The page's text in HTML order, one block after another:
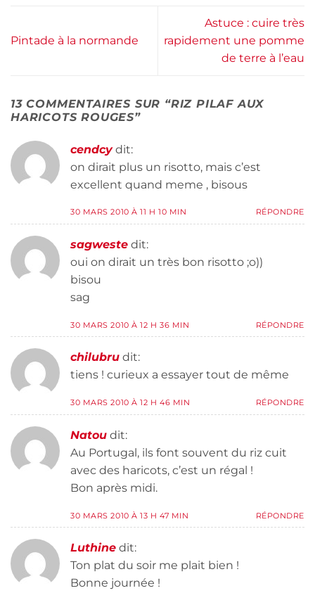
Pintade à la normande
Astuce : cuire très
rapidement une pomme
de terre à l’eau
13 COMMENTAIRES SUR “RIZ PILAF AUX
HARICOTS ROUGES”
cendcy dit:
on dirait plus un risotto, mais c’est
excellent quand meme , bisous
30 MARS 2010 À 11 H 10 MIN RÉPONDRE
sagweste dit:
oui on dirait un très bon risotto ;o))
bisou
sag
30 MARS 2010 À 12 H 36 MIN RÉPONDRE
chilubru dit:
tiens ! curieux a essayer tout de même
30 MARS 2010 À 12 H 46 MIN RÉPONDRE
Natou dit:
Au Portugal, ils font souvent du riz cuit
avec des haricots, c’est un régal !
Bon après midi.
30 MARS 2010 À 13 H 47 MIN RÉPONDRE
Luthine dit:
Ton plat du soir me plait bien !
Bonne journée !